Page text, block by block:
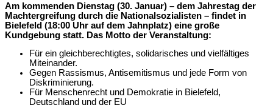
Am kommenden Dienstag (30. Januar) – dem Jahrestag der
Machtergreifung durch die Nationalsozialisten – findet in
Bielefeld (18:00 Uhr auf dem Jahnplatz) eine große
Kundgebung statt. Das Motto der Veranstaltung:
Für ein gleichberechtigtes, solidarisches und vielfältiges
Miteinander.
Gegen Rassismus, Antisemitismus und jede Form von
Diskriminierung.
Für Menschenrecht und Demokratie in Bielefeld,
Deutschland und der EU